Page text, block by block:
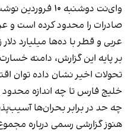
وای‌نت دوشنبه ۱۰ فروردین نوشت اختلال در
صادرات را محدود کرده است و
عربی و قطر با ده‌ها میلیارد
بر پایه این گزارش، دامنه
تحولات اخیر نشان داده
خلیج فارس تا چه اندازه محدود
چه حد در برابر بحران‌ها
هنوز گزارشی رسمی درباره